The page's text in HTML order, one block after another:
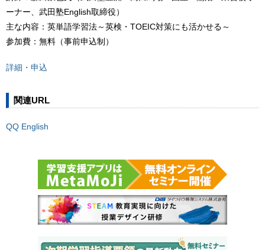
ーナー、武田塾English取締役）
主な内容：英単語学習法～英検・TOEIC対策にも活かせる～
参加費：無料（事前申込制）
詳細・申込
関連URL
QQ English